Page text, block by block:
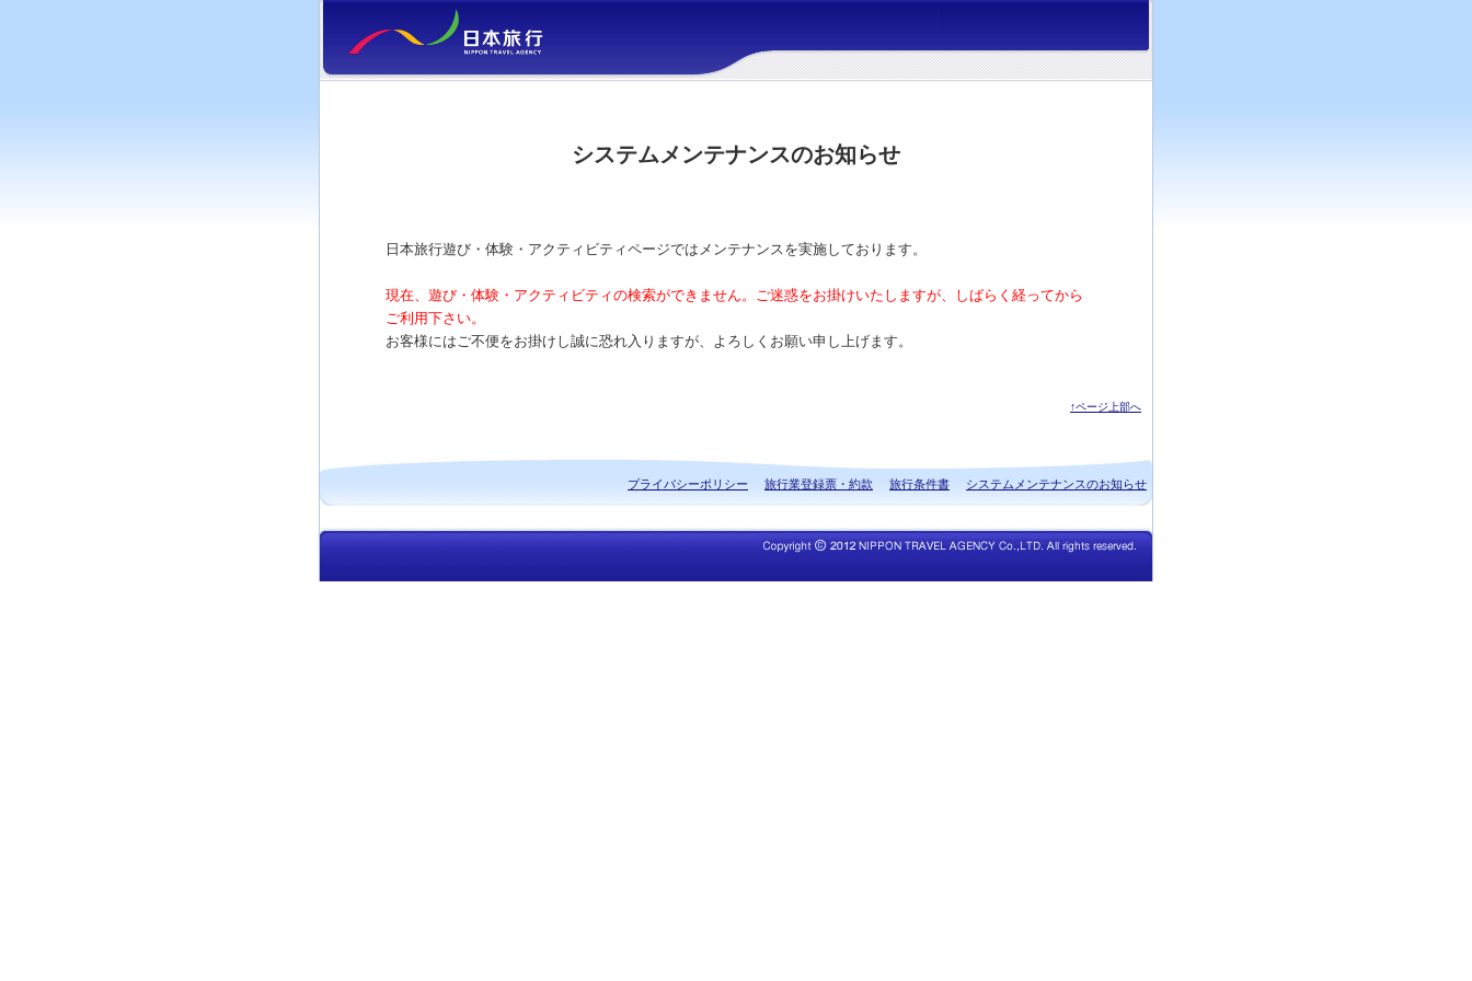
システムメンテナンスのお知らせ
日本旅行遊び・体験・アクティビティページではメンテナンスを実施しております。
現在、遊び・体験・アクティビティの検索ができません。ご迷惑をお掛けいたしますが、しばらく経ってから
ご利用下さい。
お客様にはご不便をお掛けし誠に恐れ入りますが、よろしくお願い申し上げます。
↑ページ上部へ
プライバシーポリシー 旅行業登録票・約款 旅行条件書 システムメンテナンスのお知らせ